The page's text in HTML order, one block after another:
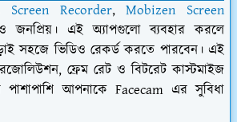
Screen Recorder,Mobizen Screen
জনপ্রিয়। এই অ্যাপগুলো ব্যবহার করলে
সহজে ভিডিও রেকর্ড করতে পারবেন। এই
ফ্রেম রেট ও বিটরেট কাস্টমাইজ
পাশাপাশি আপনাকে Facecam এর সুবিধা